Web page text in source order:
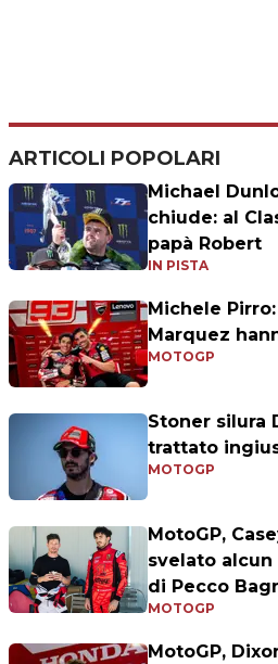
ARTICOLI POPOLARI
Michael
chiude: al
papà Robert
IN PISTA
Michele
Marquez
MOTOGP
Stoner silura
trattato
MOTOGP
MotoGP,
svelato
di Pecco
MOTOGP
MotoGP,